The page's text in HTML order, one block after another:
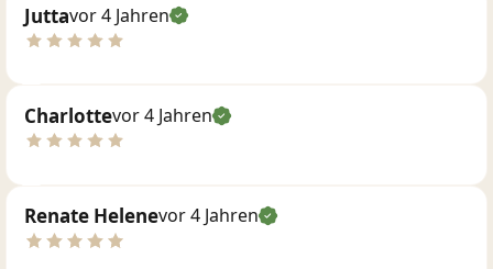
Juttavor 4 Jahren
Charlottevor 4 Jahren
Renate Helenevor 4 Jahren